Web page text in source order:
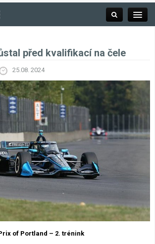
Závodní série
Kalendář F1
Týmy a jezdci F1
Okruhy F1
před kvalifikací na čele
25.08. 2024
of Portland – 2. trénink